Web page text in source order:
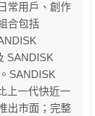
常用戶、創作
合包括
SANDISK
SANDISK
上一代快近一
出市面；完整